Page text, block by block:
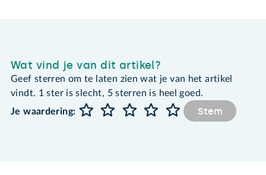
Wat vind je van dit artikel?
Geef sterren om te laten zien wat je van het artikel
vindt. 1 ster is slecht, 5 sterren is heel goed.
Je waardering:
Stem